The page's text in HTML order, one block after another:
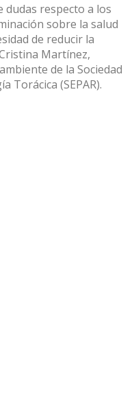
dudas respecto a los
sobre la salud
de reducir la
Martínez,
de la Sociedad
Torácica (SEPAR).